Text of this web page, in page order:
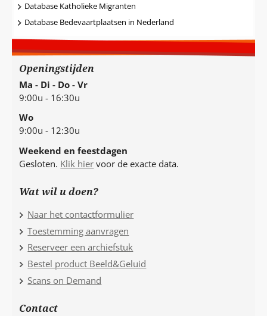
Database Katholieke Migranten
Database Bedevaartplaatsen in Nederland
Openingstijden
Ma - Di - Do - Vr
9:00u - 16:30u
Wo
9:00u - 12:30u
Weekend en feestdagen
Gesloten. Klik hier voor de exacte data.
Wat wil u doen?
Naar het contactformulier
Toestemming aanvragen
Reserveer een archiefstuk
Bestel product Beeld&Geluid
Scans on Demand
Contact